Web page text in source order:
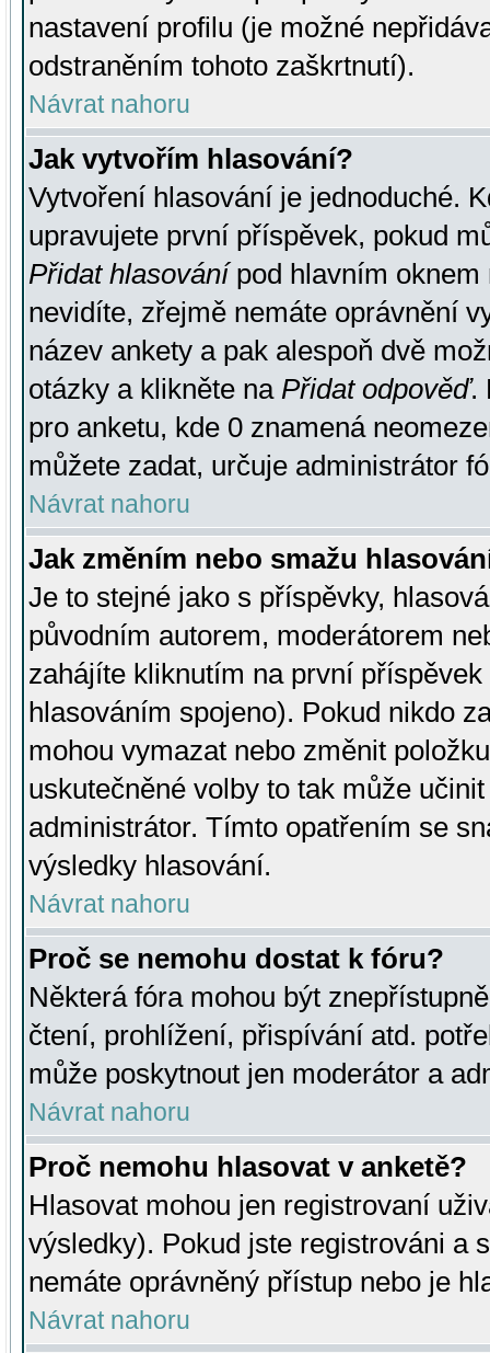
nastavení profilu (je možné
odstraněním tohoto zaškrtnutí).
Návrat nahoru
Jak vytvořím hlasování?
Vytvoření hlasování je jednoduché.
upravujete první příspěvek, pokud
Přidat hlasovánípod hlavním oknem
nevidíte, zřejmě nemáte oprávnění
název ankety a pak alespoň dvě
otázky a klikněte na Přidat odpověď.
pro anketu, kde 0 znamená
můžete zadat, určuje administrátor
Návrat nahoru
Jak změním nebo smažu
Je to stejné jako s příspěvky,
původním autorem, moderátorem
zahájíte kliknutím na první
hlasováním spojeno). Pokud nikdo
mohou vymazat nebo změnit
uskutečněné volby to tak může
administrátor. Tímto opatřením se
výsledky hlasování.
Návrat nahoru
Proč se nemohu dostat k fóru?
Některá fóra mohou být
čtení, prohlížení, přispívání atd.
může poskytnout jen moderátor a
Návrat nahoru
Proč nemohu hlasovat v anketě?
Hlasovat mohou jen registrovaní
výsledky). Pokud jste registrováni a
nemáte oprávněný přístup nebo je
Návrat nahoru